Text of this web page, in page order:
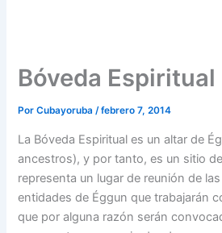
Bóveda Espiritual
PorCubayoruba/febrero 7, 2014
La Bóveda Espiritual es un altar de
ancestros), y por tanto, es un sitio
representa un lugar de reunión de
entidades de Éggun que trabajarán
que por alguna razón serán